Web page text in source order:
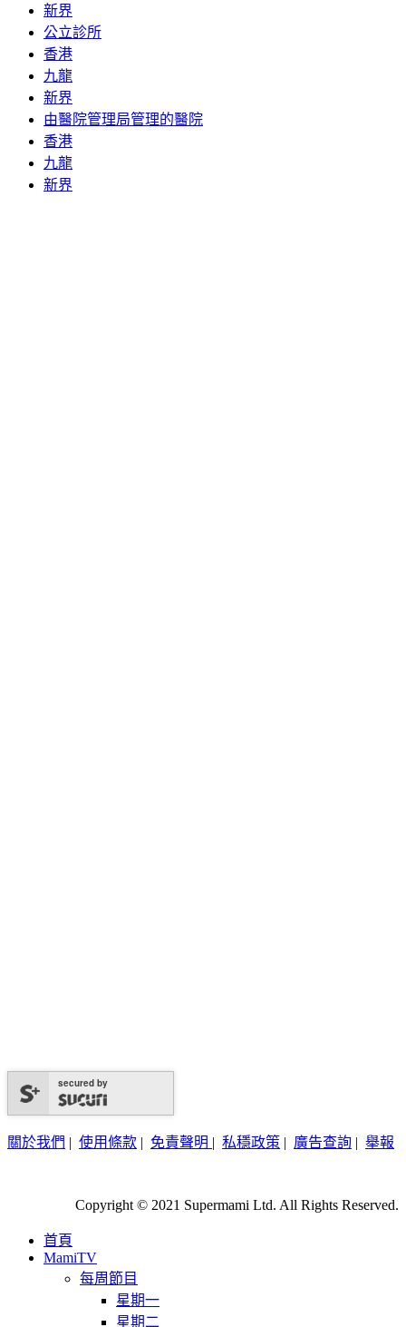
新界
公立診所
香港
九龍
新界
由醫院管理局管理的醫院
香港
九龍
新界
secured by
關於我們 | 使用條款 | 免責聲明 | 私穩政策 | 廣告查詢 | 舉報
Copyright © 2021 Supermami Ltd. All Rights Reserved.
首頁
MamiTV
每周節目
星期一
星期二